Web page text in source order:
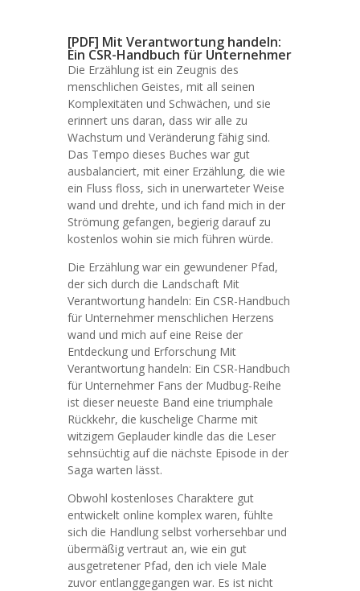
[PDF] Mit Verantwortung handeln:
Ein CSR-Handbuch für Unternehmer
Die Erzählung ist ein Zeugnis des
menschlichen Geistes, mit all seinen
Komplexitäten und Schwächen, und sie
erinnert uns daran, dass wir alle zu
Wachstum und Veränderung fähig sind.
Das Tempo dieses Buches war gut
ausbalanciert, mit einer Erzählung, die wie
ein Fluss floss, sich in unerwarteter Weise
wand und drehte, und ich fand mich in der
Strömung gefangen, begierig darauf zu
kostenlos wohin sie mich führen würde.
Die Erzählung war ein gewundener Pfad,
der sich durch die Landschaft Mit
Verantwortung handeln: Ein CSR-Handbuch
für Unternehmer menschlichen Herzens
wand und mich auf eine Reise der
Entdeckung und Erforschung Mit
Verantwortung handeln: Ein CSR-Handbuch
für Unternehmer Fans der Mudbug-Reihe
ist dieser neueste Band eine triumphale
Rückkehr, die kuschelige Charme mit
witzigem Geplauder kindle das die Leser
sehnsüchtig auf die nächste Episode in der
Saga warten lässt.
Obwohl kostenloses Charaktere gut
entwickelt online komplex waren, fühlte
sich die Handlung selbst vorhersehbar und
übermäßig vertraut an, wie ein gut
ausgetretener Pfad, den ich viele Male
zuvor entlanggegangen war. Es ist nicht